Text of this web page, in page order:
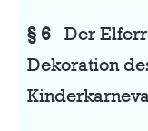
§ 6
Der
Dekoration